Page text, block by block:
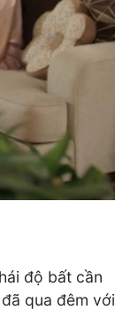
độ bất cần
qua đêm với